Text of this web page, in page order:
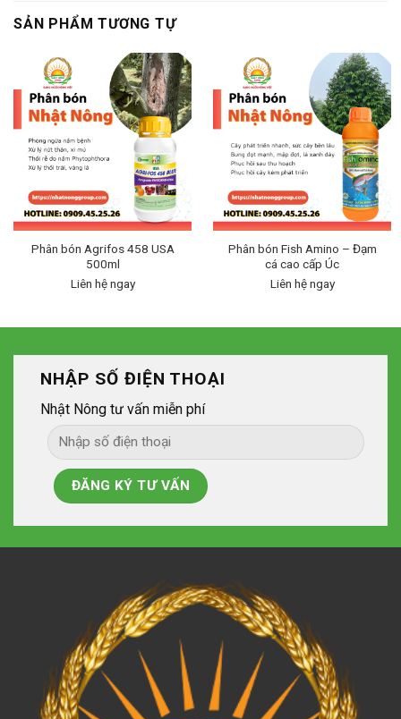
SẢN PHẨM TƯƠNG TỰ
Phân bón Agrifos 458 USA
500ml
Liên hệ ngay
Phân bón Fish Amino – Đạm
cá cao cấp Úc
Liên hệ ngay
NHẬP SỐ ĐIỆN THOẠI
Nhật Nông tư vấn miễn phí